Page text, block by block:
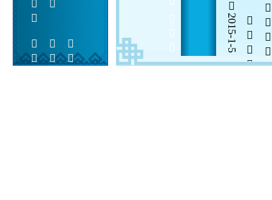
 
2015-1-5